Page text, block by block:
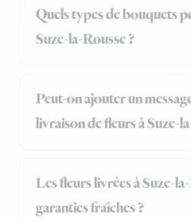
Quels types de bouquets
Suze-la-Rousse ?
Peut-on ajouter un
livraison de fleurs à Suze-
Les fleurs livrées à Suze-
garanties fraîches ?